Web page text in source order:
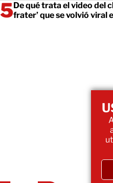
De qué trata el video del
frater’ que se volvió viral